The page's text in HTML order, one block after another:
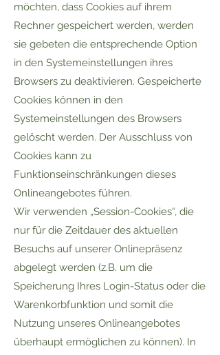
möchten, dass Cookies auf ihrem
Rechner gespeichert werden, werden
sie gebeten die entsprechende Option
in den Systemeinstellungen ihres
Browsers zu deaktivieren. Gespeicherte
Cookies können in den
Systemeinstellungen des Browsers
gelöscht werden. Der Ausschluss von
Cookies kann zu
Funktionseinschränkungen dieses
Onlineangebotes führen.
Wir verwenden „Session-Cookies“, die
nur für die Zeitdauer des aktuellen
Besuchs auf unserer Onlinepräsenz
abgelegt werden (z.B. um die
Speicherung Ihres Login-Status oder die
Warenkorbfunktion und somit die
Nutzung unseres Onlineangebotes
überhaupt ermöglichen zu können). In